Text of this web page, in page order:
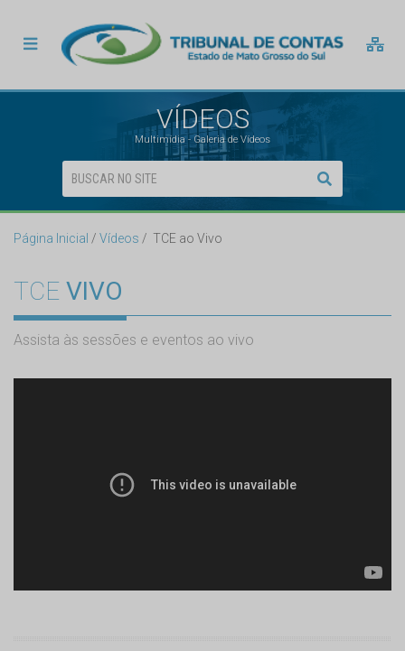
VÍDEOS
Multimídia - Galeria de Vídeos
Página Inicial Vídeos TCE ao Vivo
TCE VIVO
Assista às sessões e eventos ao vivo